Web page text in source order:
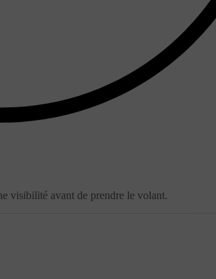
visibilité avant de prendre le volant.